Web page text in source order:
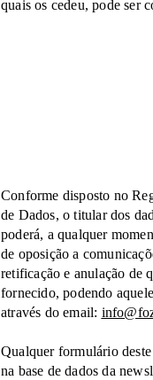
quais os cedeu, pode ser
Conforme disposto no
de Dados, o titular dos
poderá, a qualquer
de oposição a
retificação e anulação de
fornecido, podendo
através do email:
Qualquer formulário
na base de dados da